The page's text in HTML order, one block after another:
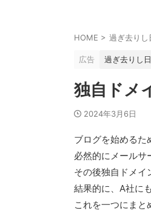
HOME > 過ぎ去りし
広告 過ぎ去りし
独自ドメ
2024年3月6日
ブログを始めるた
必然的にメールサ
その後独自ドメイ
結果的に、A社に
これを一つにまと